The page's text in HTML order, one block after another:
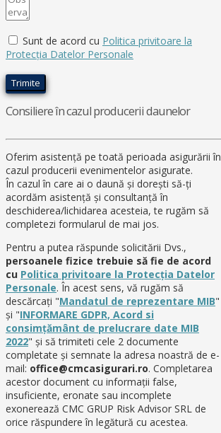
Sunt de acord cu Politica privitoare la
Protecţia Datelor Personale
Consiliere în cazul producerii daunelor
Oferim asistență pe toată perioada asigurării în
cazul producerii evenimentelor asigurate.
În cazul în care ai o daună şi doreşti să-ţi
acordăm asistență şi consultanță în
deschiderea/lichidarea acesteia, te rugăm să
completezi formularul de mai jos.
Pentru a putea răspunde solicitării Dvs.,
persoanele fizice trebuie să fie de acord
cu Politica privitoare la Protecţia Datelor
Personale. În acest sens, vă rugăm să
descărcaţi "Mandatul de reprezentare MIB"
și "INFORMARE GDPR, Acord si
consimțământ de prelucrare date MIB
2022" şi să trimiteti cele 2 documente
completate și semnate la adresa noastră de e-
mail: office@cmcasigurari.ro. Completarea
acestor document cu informaţii false,
insuficiente, eronate sau incomplete
exonerează CMC GRUP Risk Advisor SRL de
orice răspundere în legătură cu acestea.